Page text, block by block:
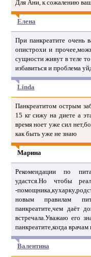
Для Ани, к сожалению
Елена
При панкреатите очень
опистрохи и
сущности живут в теле
избавиться и проблема
Linda
Панкреатитом острым
15 кг сижу на диете а
время ноет уже сил
как быть уже не знаю
Марина
Рекомендации по
удастся.Но чтобы
-
новым правилам
панкреатите,чем даёт
встречала.Уважаю его
панкреатите,когда
Валентина